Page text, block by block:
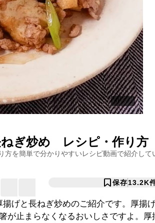
ぎ炒め レシピ・作り方
方を簡単で分かりやすいレシピ動画で紹介して
保存13.2K
げと長ねぎ炒めのご紹介です。厚揚げ
が止まらなくなるおいしさですよ。厚